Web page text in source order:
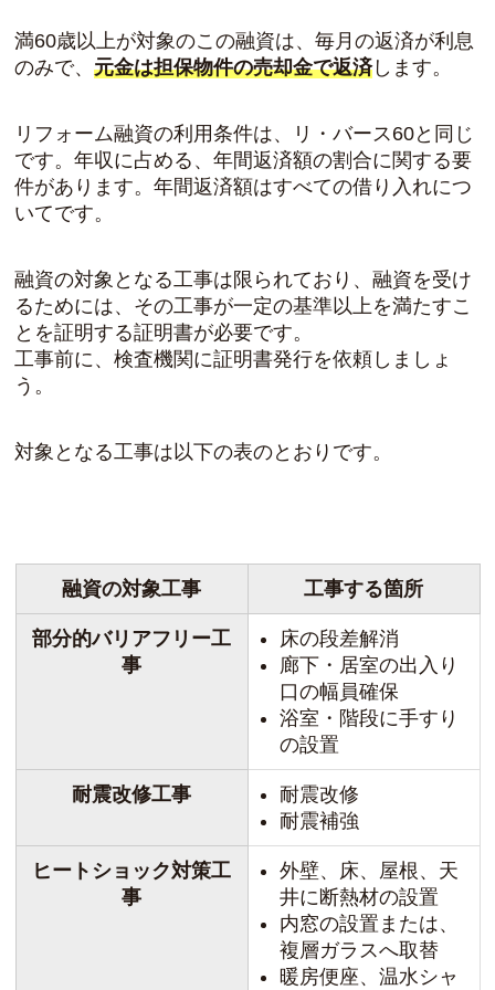
満60歳以上が対象のこの融資は、毎月の返済が利息
のみで、元金は担保物件の売却金で返済します。
リフォーム融資の利用条件は、リ・バース60と同じ
です。年収に占める、年間返済額の割合に関する要
件があります。年間返済額はすべての借り入れにつ
いてです。
融資の対象となる工事は限られており、融資を受け
るためには、その工事が一定の基準以上を満たすこ
とを証明する証明書が必要です。
工事前に、検査機関に証明書発行を依頼しましょ
う。
対象となる工事は以下の表のとおりです。
融資の対象工事 工事する箇所
部分的バリアフリー工
事
床の段差解消
廊下・居室の出入り
口の幅員確保
浴室・階段に手すり
の設置
耐震改修工事
耐震改修
耐震補強
ヒートショック対策工
事
外壁、床、屋根、天
井に断熱材の設置
内窓の設置または、
複層ガラスへ取替
暖房便座、温水シャ